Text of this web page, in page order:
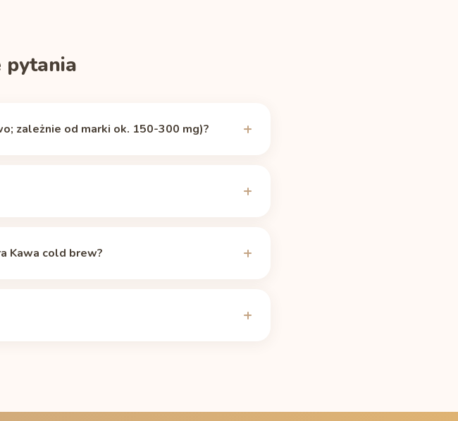
pytania
zależnie od marki ok. 150-300 mg)?
przelewowej (240 ml, ok. 95 mg).
Kawa cold brew?
i ciąży, waha się od około 2 do 12 godzin. Własną